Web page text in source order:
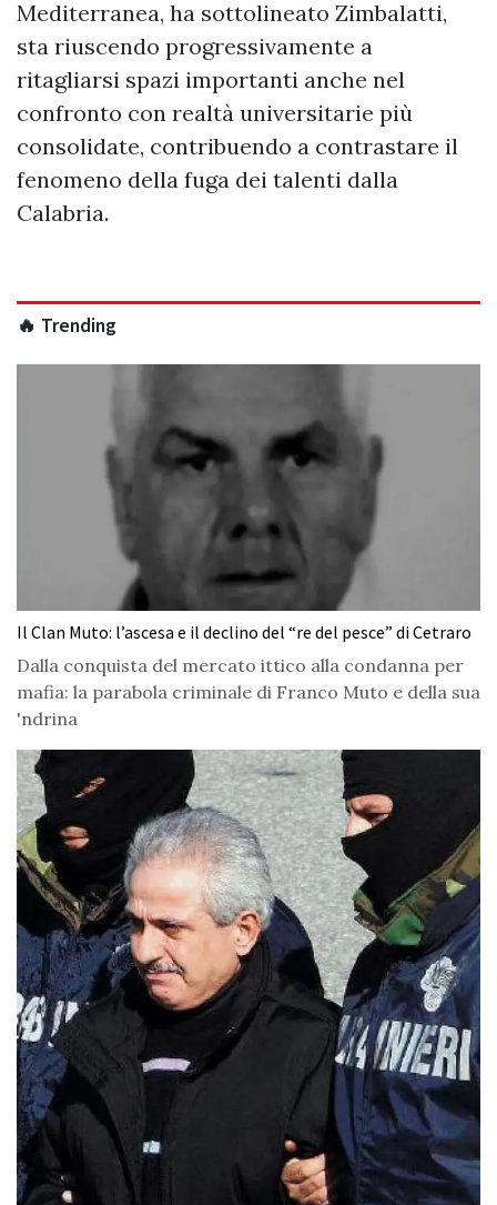
Mediterranea, ha sottolineato Zimbalatti,
sta riuscendo progressivamente a
ritagliarsi spazi importanti anche nel
confronto con realtà universitarie più
consolidate, contribuendo a contrastare il
fenomeno della fuga dei talenti dalla
Calabria.
🔥 Trending
Il Clan Muto: l’ascesa e il declino del “re del pesce” di Cetraro
Dalla conquista del mercato ittico alla condanna per
mafia: la parabola criminale di Franco Muto e della sua
'ndrina